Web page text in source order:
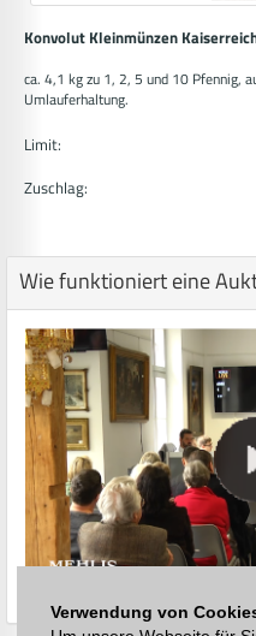
Verwendung von
Konvolut Kleinmünzen
ca. 4,1 kg zu 1, 2, 5 und 10 Pfennig,
Umlauferhaltung.
Limit:
Zuschlag:
Wie funktioniert eine